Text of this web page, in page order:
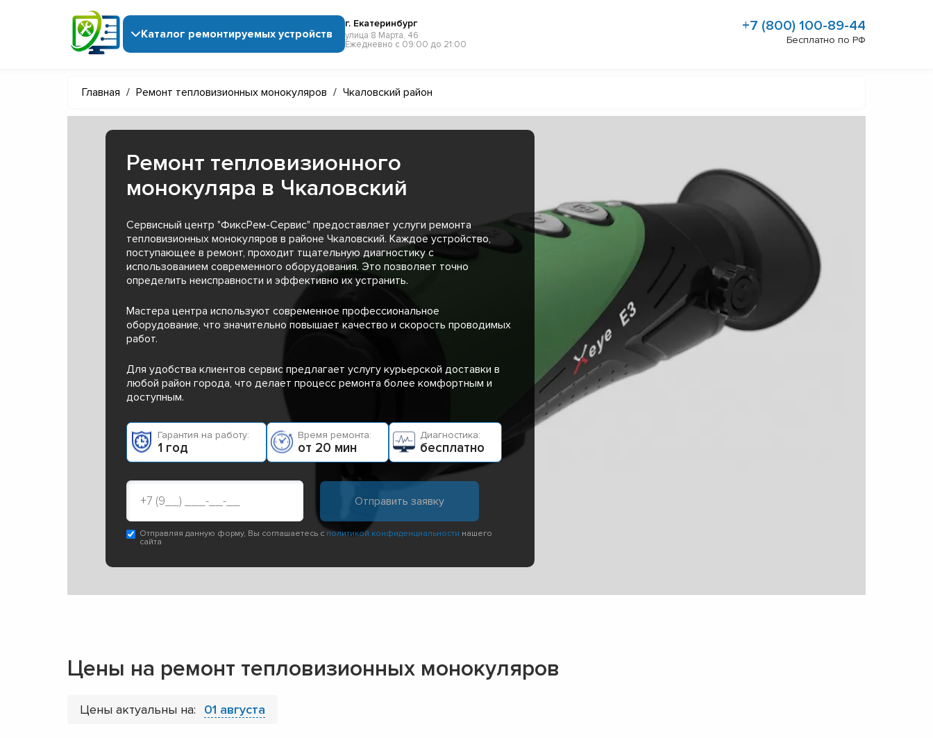
Каталог ремонтируемых устройств
г. Екатеринбург
улица 8 Марта, 46
Ежедневно с 09:00 до 21:00
+7 (800) 100-89-44
Бесплатно по РФ
Главная / Ремонт тепловизионных монокуляров / Чкаловский район
Ремонт тепловизионного
монокуляра в Чкаловский
Сервисный центр "ФиксРем-Сервис" предоставляет услуги ремонта
тепловизионных монокуляров в районе Чкаловский. Каждое устройство,
поступающее в ремонт, проходит тщательную диагностику с
использованием современного оборудования. Это позволяет точно
определить неисправности и эффективно их устранить.
Мастера центра используют современное профессиональное
оборудование, что значительно повышает качество и скорость проводимых
работ.
Для удобства клиентов сервис предлагает услугу курьерской доставки в
любой район города, что делает процесс ремонта более комфортным и
доступным.
Гарантия на работу:
1 год
Время ремонта:
от 20 мин
Диагностика:
бесплатно
Отправляя данную форму, Вы соглашаетесь с политикой конфиденциальности нашего
сайта
Цены на ремонт тепловизионных монокуляров
Цены актуальны на: 01 августа